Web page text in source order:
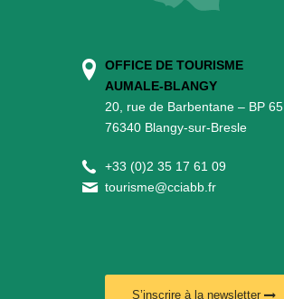
OFFICE DE TOURISME
AUMALE-BLANGY
20, rue de Barbentane – BP 65
76340 Blangy-sur-Bresle
+33 (0)2 35 17 61 09
tourisme@cciabb.fr
S’inscrire à la newsletter